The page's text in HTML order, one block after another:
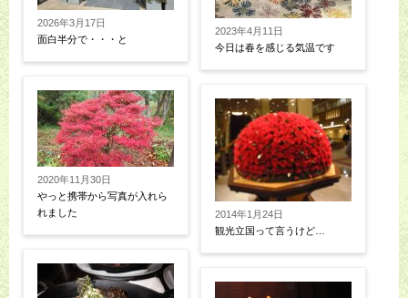
2026年3月17日
面白半分で・・・と
2020年11月30日
やっと携帯から写真が入れら
れました
2023年4月11日
今日は春を感じる気温です
2014年1月24日
観光立国って言うけど…